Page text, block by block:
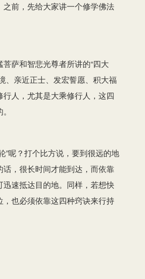
之前，先给大家讲一个修学佛法
萨和智悲光尊者所讲的“四大
、亲近正士、发宏誓愿、积大福
行人，尤其是大乘修行人，这四
”呢？打个比方说，要到很远的地
话，很长时间才能到达，而依靠
迅速抵达目的地。同样，若想快
，也必须依靠这四种窍诀来行持